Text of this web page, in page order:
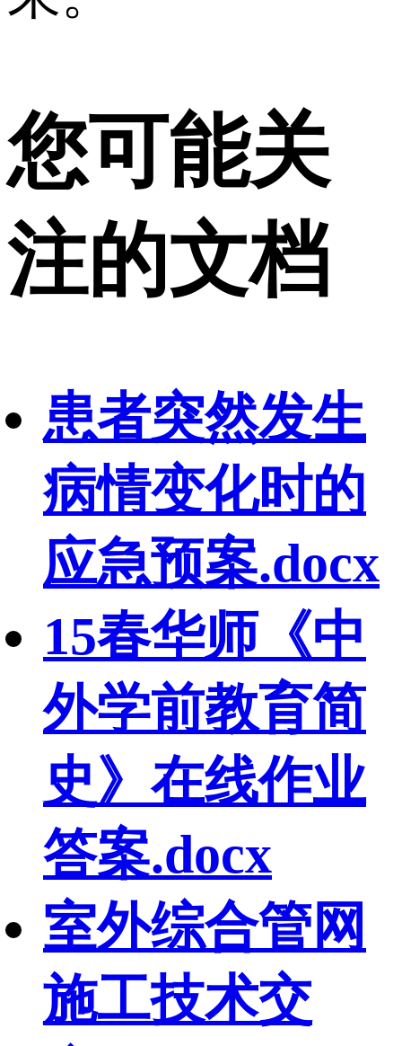
您可能关
注的文档
患者突然发生
病情变化时的
应急预案.docx
15春华师《中
外学前教育简
史》在线作业
答案.docx
室外综合管网
施工技术交